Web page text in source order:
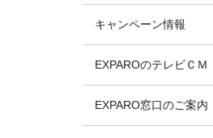
キャンペーン情報
EXPAROのテレビＣＭ
EXPARO窓口のご案内